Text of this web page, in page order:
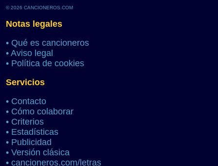
© 2026 CANCIONEROS.COM
Notas legales
• Qué es cancioneros
• Aviso legal
• Política de cookies
Servicios
• Contacto
• Cómo colaborar
• Criterios
• Estadísticas
• Publicidad
• Versión clásica
• cancioneros.com/letras